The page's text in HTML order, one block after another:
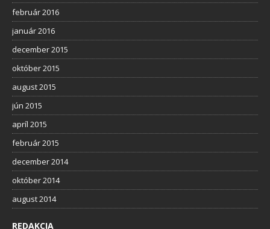
február 2016
január 2016
december 2015
október 2015
august 2015
jún 2015
apríl 2015
február 2015
december 2014
október 2014
august 2014
REDAKCIA